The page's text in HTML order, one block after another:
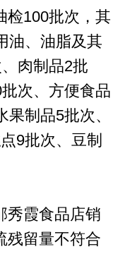
100批次，其
油、油脂及其
肉制品2批
次、方便食品
制品5批次、
9批次、豆制
霞食品店销
残留量不符合